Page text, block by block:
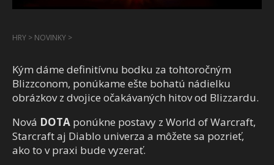
HRY > NOVINKY >
Kým dáme definitívnu bodku za tohtoročným
Blizzconom, ponúkame ešte bohatú nádielku
obrázkov z dvojice očakávaných hitov od Blizzardu.
Nová DOTA ponúkne postavy z World of Warcraft,
Starcraft aj Diablo univerza a môžete sa pozrieť,
ako to v praxi bude vyzerať.